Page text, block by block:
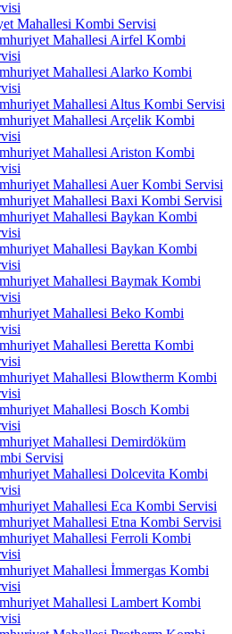
Mahallesi Kombi Servisi
Mahallesi Airfel Kombi
Mahallesi Alarko Kombi
Mahallesi Altus Kombi Servisi
Mahallesi Arçelik Kombi
Mahallesi Ariston Kombi
Mahallesi Auer Kombi Servisi
Mahallesi Baxi Kombi Servisi
Mahallesi Baykan Kombi
Mahallesi Baykan Kombi
Mahallesi Baymak Kombi
Mahallesi Beko Kombi
Mahallesi Beretta Kombi
Mahallesi Blowtherm Kombi
Mahallesi Bosch Kombi
Mahallesi Demirdöküm
Servisi
Mahallesi Dolcevita Kombi
Mahallesi Eca Kombi Servisi
Mahallesi Etna Kombi Servisi
Mahallesi Ferroli Kombi
Mahallesi İmmergas Kombi
Mahallesi Lambert Kombi